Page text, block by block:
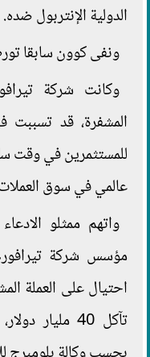
الدولية الإنتربول ضده.
ونفى كوون سابقا
وكانت شركة
للمستثمرين في وقت
عالمي في سوق
واتهم ممثلو
مؤسس شركة
احتيال على العملة
تآكل 40 مليار